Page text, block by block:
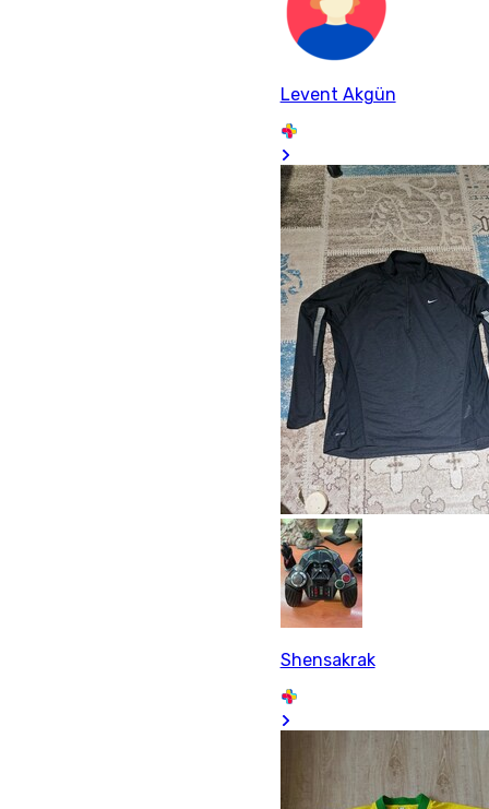
Levent Akgün
Shensakrak